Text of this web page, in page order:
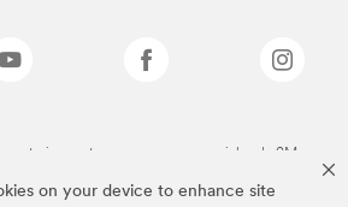
on your device to enhance site
anteriormente son marcas comerciales de 3M.